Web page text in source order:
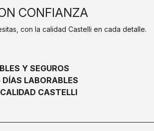
CONFIANZA
con la calidad Castelli en cada detalle.
Y SEGUROS
LABORABLES
CASTELLI